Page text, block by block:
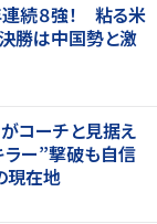
連続８強！ 粘る米
勝は中国勢と激
コーチと見据え
ー”撃破も自信
現在地